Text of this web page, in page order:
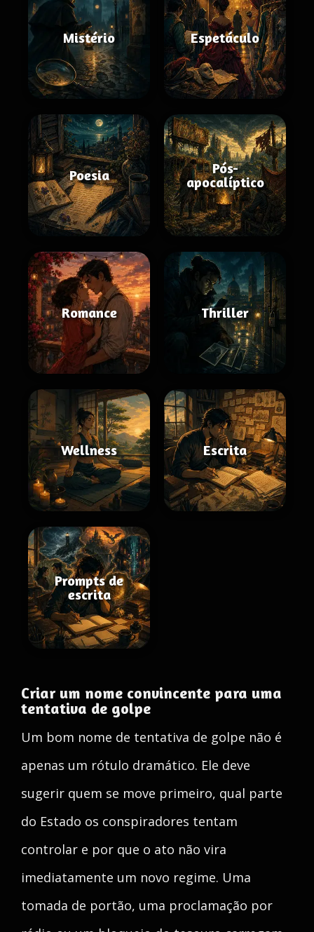
Mistério Espetáculo
Poesia
Pós-
apocalíptico
Romance Thriller
Wellness Escrita
Prompts de
escrita
Criar um nome convincente para uma
tentativa de golpe
Um bom nome de tentativa de golpe não é
apenas um rótulo dramático. Ele deve
sugerir quem se move primeiro, qual parte
do Estado os conspiradores tentam
controlar e por que o ato não vira
imediatamente um novo regime. Uma
tomada de portão, uma proclamação por